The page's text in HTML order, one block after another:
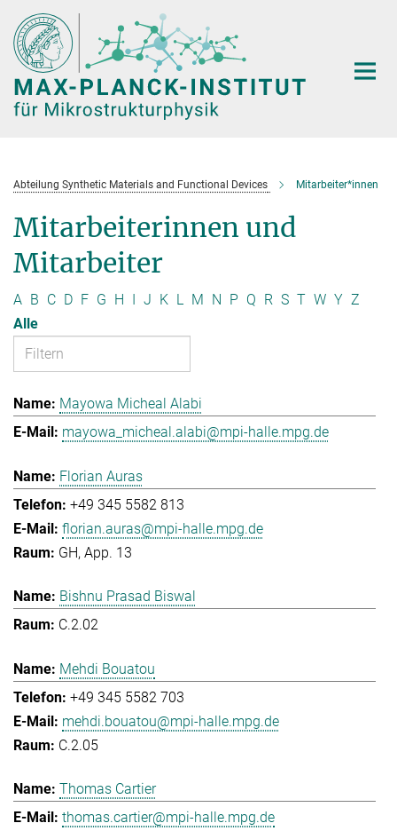
Hauptinhalt
Abteilung Synthetic Materials and Functional Devices Mitarbeiter*innen
Mitarbeiterinnen und
Mitarbeiter
A B C D F G H I J K L M N P Q R S T W Y Z
Alle
Mayowa Micheal Alabi
mayowa_micheal.alabi@mpi-halle.mpg.de
Florian Auras
+49 345 5582 813
florian.auras@mpi-halle.mpg.de
GH, App. 13
Bishnu Prasad Biswal
C.2.02
Mehdi Bouatou
+49 345 5582 703
mehdi.bouatou@mpi-halle.mpg.de
C.2.05
Thomas Cartier
thomas.cartier@mpi-halle.mpg.de